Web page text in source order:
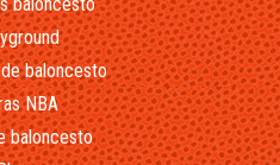
baloncesto
NBA
baloncesto